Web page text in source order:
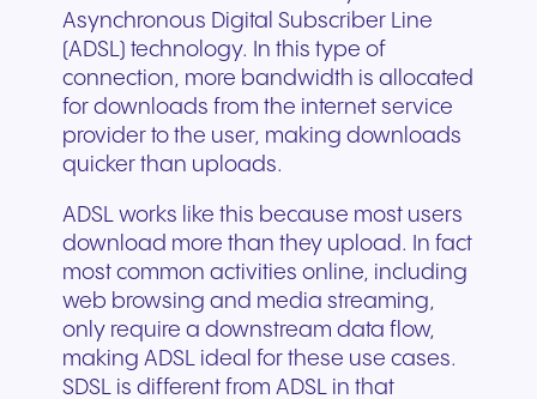
Asynchronous Digital Subscriber Line
(ADSL) technology. In this type of
connection, more bandwidth is allocated
for downloads from the internet service
provider to the user, making downloads
quicker than uploads.
ADSL works like this because most users
download more than they upload. In fact
most common activities online, including
web browsing and media streaming,
only require a downstream data flow,
making ADSL ideal for these use cases.
SDSL is different from ADSL in that